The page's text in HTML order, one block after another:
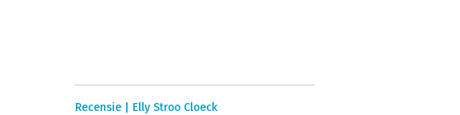
Recensie | Elly Stroo Cloeck